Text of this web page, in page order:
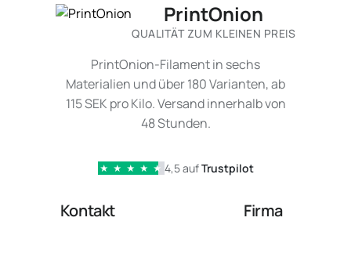
PrintOnion
QUALITÄT ZUM KLEINEN PREIS
PrintOnion-Filament in sechs
Materialien und über 180 Varianten, ab
115 SEK pro Kilo. Versand innerhalb von
48 Stunden.
★ ★ ★ ★ ★ 4,5 aufTrustpilot
Kontakt Firma